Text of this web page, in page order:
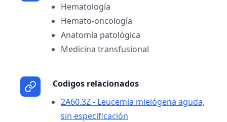
Hematología
Hemato-oncología
Anatomía patológica
Medicina transfusional
Codigos relacionados
2A60.3Z - Leucemia mielógena aguda,
sin especificación